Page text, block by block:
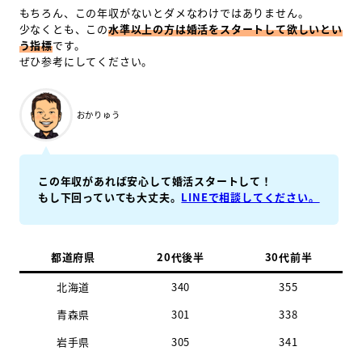
もちろん、この年収がないとダメなわけではありません。
少なくとも、この水準以上の方は婚活をスタートして欲しいとい
う指標です。
ぜひ参考にしてください。
おかりゅう
この年収があれば安心して婚活スタートして！
もし下回っていても大丈夫。 LINEで相談してください。
都道府県 20代後半
30代前半
北海道
340
355
青森県
301
338
岩手県
305
341